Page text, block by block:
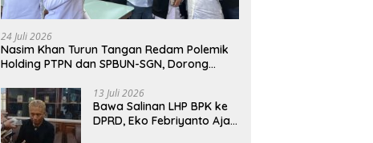
24 Juli 2026
Nasim Khan Turun Tangan Redam Polemik
Holding PTPN dan SPBUN-SGN, Dorong
13 Juli 2026
Bawa Salinan LHP BPK ke
DPRD, Eko Febriyanto Ajak